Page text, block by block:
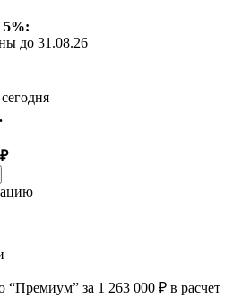
5%:
до 31.08.26
“Премиум” за 1 263 000 ₽ в расчет